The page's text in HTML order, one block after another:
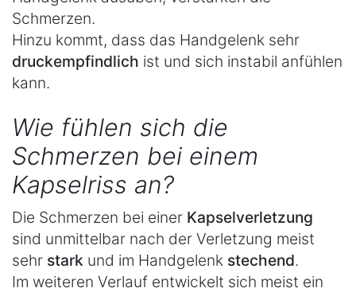
Schmerzen.
Hinzu kommt, dass das Handgelenk sehr
druckempfindlich ist und sich instabil anfühlen
kann.
Wie fühlen sich die
Schmerzen bei einem
Kapselriss an?
Die Schmerzen bei einer Kapselverletzung
sind unmittelbar nach der Verletzung meist
sehr stark und im Handgelenk stechend.
Im weiteren Verlauf entwickelt sich meist ein